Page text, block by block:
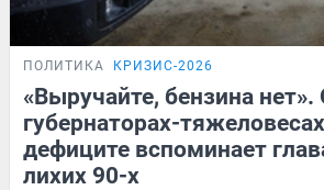
ПОЛИТИКА КРИЗИС-2026
«Выручайте, бензина
губернаторах-
дефиците вспоминает
лихих 90-х